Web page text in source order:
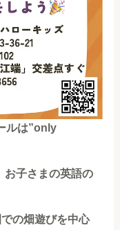
ルは”only
お子さまの英語の
の畑遊びを中心